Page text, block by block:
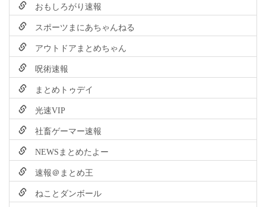
おもしろがり速報
スポーツまにあちゃんねる
アウトドアまとめちゃん
呪術速報
まとめトゥデイ
光速VIP
社畜ゲーマー速報
NEWSまとめたよー
速報＠まとめ王
ねことダンボール